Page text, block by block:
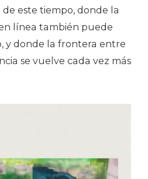
este tiempo, donde la
línea también puede
y donde la frontera entre
se vuelve cada vez más